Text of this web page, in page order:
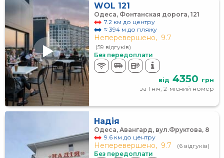
WOL 121
Одеса, Фонтанская дорога, 121
7.2 км до центру
≈ 394 м до пляжу
Неперевершено, 9.7
(59 відгуків)
Без передоплати
від 4350 грн
за 1 ніч, 2-місний номер
Надія
Одеса, Авангард, вул.Фруктова, 8
9.6 км до центру
Неперевершено, 9.7
(6 відгуків)
Без передоплати